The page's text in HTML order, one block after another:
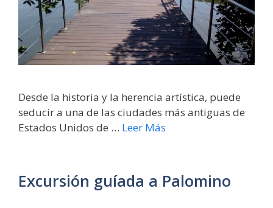
Desde la historia y la herencia artística, puede
seducir a una de las ciudades más antiguas de
Estados Unidos de … Leer Más
Excursión guíada a Palomino